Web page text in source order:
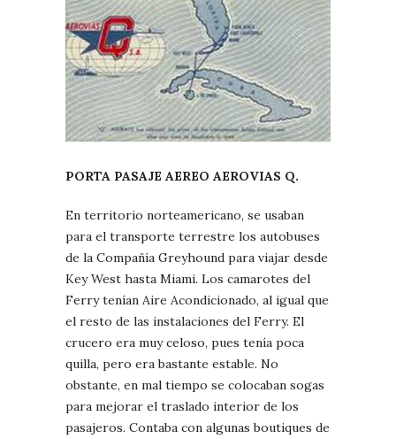
PORTA PASAJE AEREO AEROVIAS Q.
En territorio norteamericano, se usaban
para el transporte terrestre los autobuses
de la Compañía Greyhound para viajar desde
Key West hasta Miami. Los camarotes del
Ferry tenían Aire Acondicionado, al igual que
el resto de las instalaciones del Ferry. El
crucero era muy celoso, pues tenía poca
quilla, pero era bastante estable. No
obstante, en mal tiempo se colocaban sogas
para mejorar el traslado interior de los
pasajeros. Contaba con algunas boutiques de